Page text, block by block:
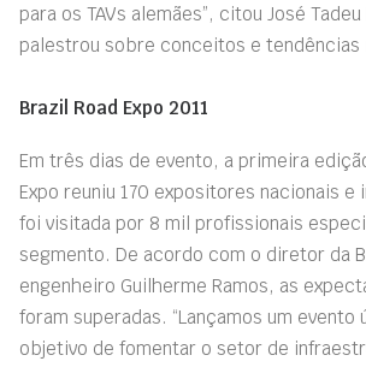
para os TAVs alemães”, citou José
palestrou sobre conceitos e tendências
Brazil Road Expo 2011
Em três dias de evento, a primeira
Expo reuniu 170 expositores nacionais e
foi visitada por 8 mil profissionais
segmento. De acordo com o diretor da
engenheiro Guilherme Ramos, as
foram superadas. “Lançamos um evento
objetivo de fomentar o setor de